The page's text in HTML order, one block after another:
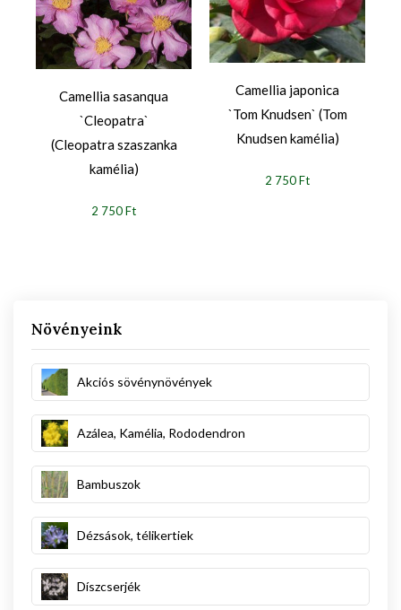
Növényeink
Akciós sövénynövények
Azálea, Kamélia, Rododendron
Bambuszok
Dézsások, télikertiek
Díszcserjék
Camellia sasanqua
`Cleopatra`
(Cleopatra szaszanka
kamélia)
2 750 Ft
Camellia japonica
`Tom Knudsen` (Tom
Knudsen kamélia)
2 750 Ft